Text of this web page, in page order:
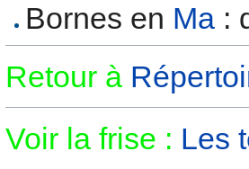
Bornes en Ma :
Retour à
Voir la frise : Les